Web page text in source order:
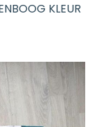
KLEUR
€ 42,50